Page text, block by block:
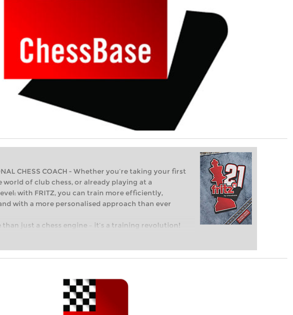
CHESS COACH - Whether you’re taking your first
world of club chess, or already playing at a
with FRITZ, you can train more efficiently,
with a more personalised approach than ever
than just a chess engine – it’s a training revolution!
taking your first steps into the world of club chess,
intelligently and with a more personalised